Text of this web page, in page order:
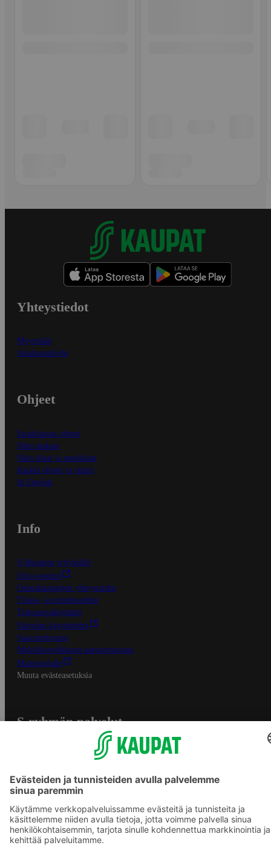
Yhteystiedot
Myymälät
Asiakaspalvelu
Ohjeet
Ensitilaajan ohjeet
Näin maksat
Näin tilaat ja muokkaat
Kaikki ohjeet ja vinkit
In English
Info
S-Business yrityksille
Oiva-raportit
Osuuskauppojen yhteystiedot
Tilaus- ja toimitusehdot
Tietosuojakäytäntö
Palvelun käyttöehdot
Saavutettavuus
Mobiilisovelluksen saavutettavuus
Mainostajalle
Muuta evästeasetuksia
S-ryhmän palvelut
Yhteishyvä Ruoka -sovellus
S-ostoslista -sovellus
Prisma.fi
Sokos.fi
S-Pankki